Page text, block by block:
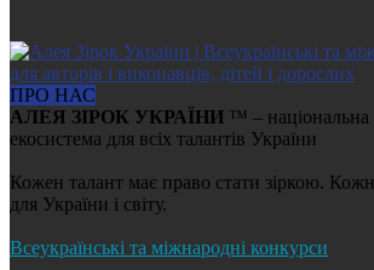
ПРО НАС
АЛЕЯ ЗІРОК УКРАЇНИ ™ – національна
екосистема для всіх талантів України
Кожен талант має право стати зіркою.
для України і світу.
Всеукраїнські та міжнародні конкурси